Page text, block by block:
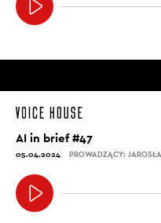
AI in brief #47
05.04.2024 PROWADZĄCY: